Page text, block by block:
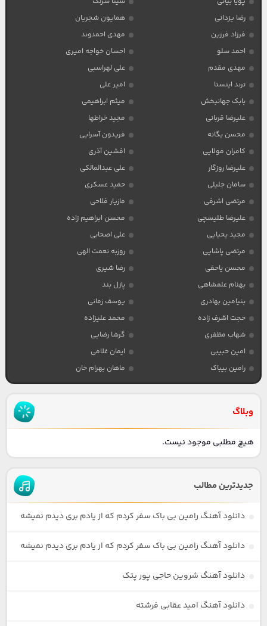
رضا یزدانی
همایون شجریان
فرزاد فرزین
مهدی احمدوند
احمد سلو
احسان خواجه امیری
مهدی مقدم
علی لهراسبی
ترند اینستا
امیر علی
بابک جهانبخش
میثم ابراهیمی
علیرضا قربانی
مجید خراطها
محسن یگانه
فریدون آسرایی
کامران مولایی
افشین آذری
علیرضا روزگار
علی عبدالمالکی
سامان جلیلی
حمید عسکری
مرتضی اشرفی
مازیار فلاحی
علیرضا طلیسچی
محسن ابراهیم زاده
مجید یحیایی
علی اصحابی
مرتضی پاشایی
روزبه نعمت الهی
محسن یاحقی
رضا شیری
بهنام علمشاهی
پازل بند
بنیامین بهادری
یوسف زمانی
حجت اشرف زاده
محمد علیزاده
شهاب مظفری
گرشا رضایی
امین حبیبی
ایمان غلامی
رامین بیباک
ماهان بهرام خان
وبلاگ
هیچ مطلبی موجود نیست.
جدیدترین مطالب
دانلود آهنگ رامین بی باک سفر کردم که از یادم بری دیدم نمیشه
دانلود آهنگ رامین بی باک سفر کردم که از یادم بری دیدم نمیشه
دانلود آهنگ شروین حاجی پور پتک
دانلود آهنگ امید عقابی فرشته